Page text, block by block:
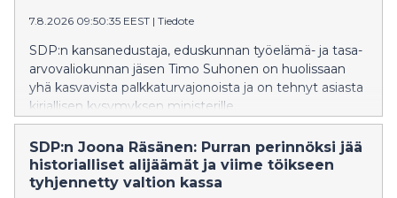
7.8.2026 09:50:35 EEST | Tiedote
SDP:n kansanedustaja, eduskunnan työelämä- ja tasa-
arvovaliokunnan jäsen Timo Suhonen on huolissaan
yhä kasvavista palkkaturvajonoista ja on tehnyt asiasta
kirjallisen kysymyksen ministerille.
SDP:n Joona Räsänen: Purran perinnöksi jää
historialliset alijäämät ja viime töikseen
tyhjennetty valtion kassa